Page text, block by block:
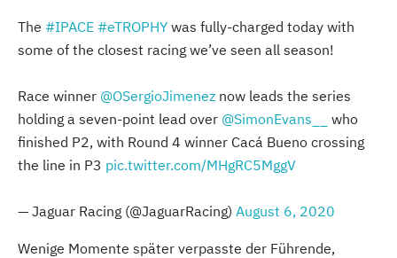
The #IPACE #eTROPHY was fully-charged today with
some of the closest racing we’ve seen all season!
Race winner @OSergioJimenez now leads the series
holding a seven-point lead over @SimonEvans__
who
finished P2, with Round 4 winner Cacá Bueno crossing
the line in P3 pic.twitter.com/MHgRC5MggV
— Jaguar Racing (@JaguarRacing) August 6, 2020
Wenige Momente später verpasste der Führende,